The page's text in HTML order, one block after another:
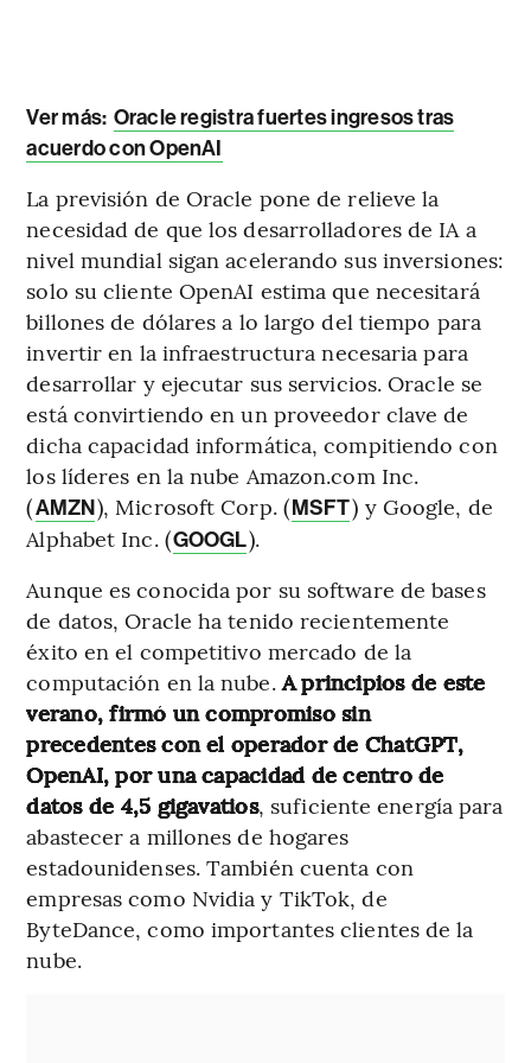
Ver más: Oracle registra fuertes ingresos tras
acuerdo con OpenAI
La previsión de Oracle pone de relieve la
necesidad de que los desarrolladores de IA a
nivel mundial sigan acelerando sus inversiones:
solo su cliente OpenAI estima que necesitará
billones de dólares a lo largo del tiempo para
invertir en la infraestructura necesaria para
desarrollar y ejecutar sus servicios. Oracle se
está convirtiendo en un proveedor clave de
dicha capacidad informática, compitiendo con
los líderes en la nube Amazon.com Inc.
(AMZN), Microsoft Corp. (MSFT) y Google, de
Alphabet Inc. (GOOGL).
Aunque es conocida por su software de bases
de datos, Oracle ha tenido recientemente
éxito en el competitivo mercado de la
computación en la nube.A principios de este
verano, firmó un compromiso sin
precedentes con el operador de ChatGPT,
OpenAI, por una capacidad de centro de
datos de 4,5 gigavatios, suficiente energía para
abastecer a millones de hogares
estadounidenses. También cuenta con
empresas como Nvidia y TikTok, de
ByteDance, como importantes clientes de la
nube.